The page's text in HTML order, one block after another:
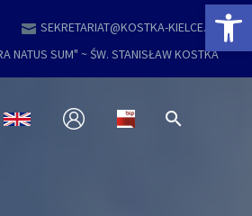
SEKRETARIAT@KOSTKA-KIELCE.PL
NATUS SUM" ~ ŚW. STANISŁAW KOSTKA